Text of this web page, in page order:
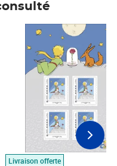
Livraison offerte
Prix 7,50€